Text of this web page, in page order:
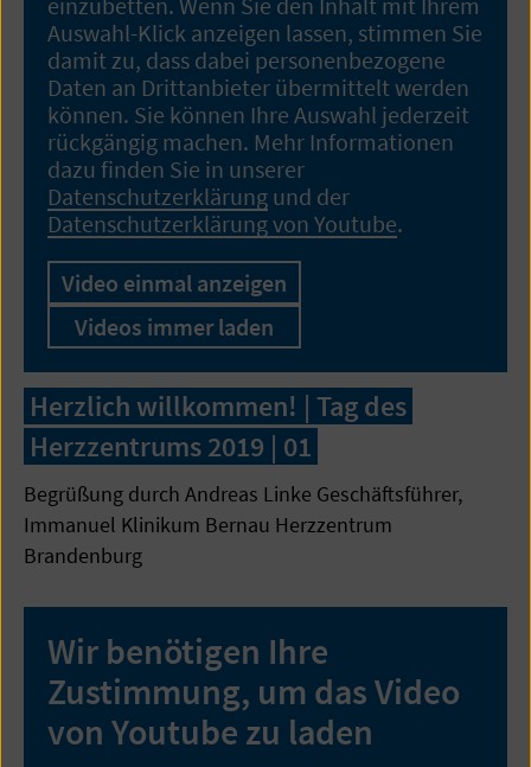
Auswahl-Klick anzeigen lassen, stimmen Sie
damit zu, dass dabei personenbezogene
Daten an Drittanbieter übermittelt werden
können. Sie können Ihre Auswahl jederzeit
rückgängig machen. Mehr Informationen
dazu finden Sie in unserer
Datenschutzerklärung und der
Datenschutzerklärung von Youtube.
Video einmal anzeigen
Videos immer laden
Herzlich willkommen! | Tag des
Herzzentrums 2019 | 01
Begrüßung durch Andreas Linke Geschäftsführer,
Immanuel Klinikum Bernau Herzzentrum
Brandenburg
Wir benötigen Ihre
Zustimmung, um das Video
von Youtube zu laden